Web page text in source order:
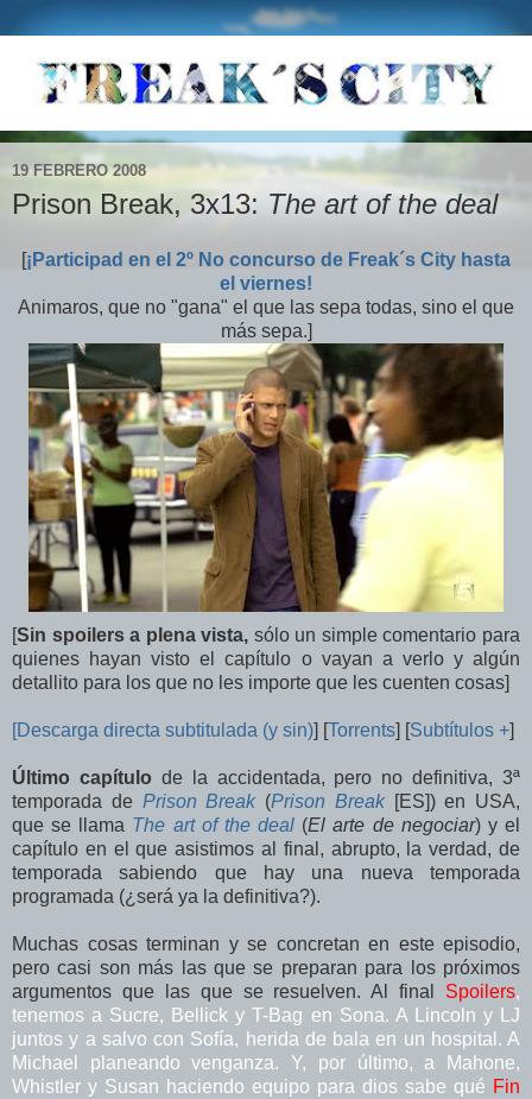
19 FEBRERO 2008
Prison Break, 3x13: The art of the deal
[¡Participad en el 2º No concurso de Freak´s City hasta
el viernes!
Animaros, que no "gana" el que las sepa todas, sino el que
más sepa.]
[Sin spoilers a plena vista, sólo un simple comentario para
quienes hayan visto el capítulo o vayan a verlo y algún
detallito para los que no les importe que les cuenten cosas]
[Descarga directa subtitulada (y sin)] [Torrents] [Subtítulos +]
Último capítulo de la accidentada, pero no definitiva, 3ª
temporada de Prison Break(Prison Break[ES]) en USA,
que se llama The art of the deal (El arte de negociar) y el
capítulo en el que asistimos al final, abrupto, la verdad, de
temporada sabiendo que hay una nueva temporada
programada (¿será ya la definitiva?).
Muchas cosas terminan y se concretan en este episodio,
pero casi son más las que se preparan para los próximos
argumentos que las que se resuelven. Al final Spoilers,
tenemos a Sucre, Bellick y T-Bag en Sona. A Lincoln y LJ
juntos y a salvo con Sofía, herida de bala en un hospital. A
Michael planeando venganza. Y, por último, a Mahone,
Whistler y Susan haciendo equipo para dios sabe qué Fin